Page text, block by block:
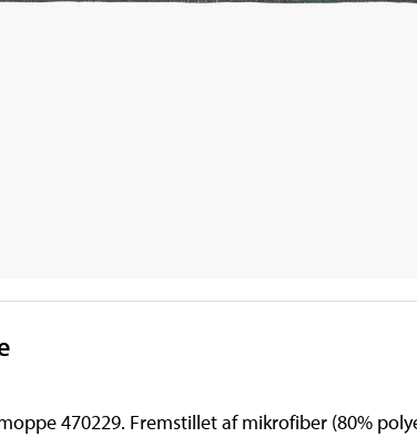
470229. Fremstillet af mikrofiber (80%